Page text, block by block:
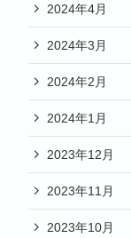
2024年4月
2024年3月
2024年2月
2024年1月
2023年12月
2023年11月
2023年10月